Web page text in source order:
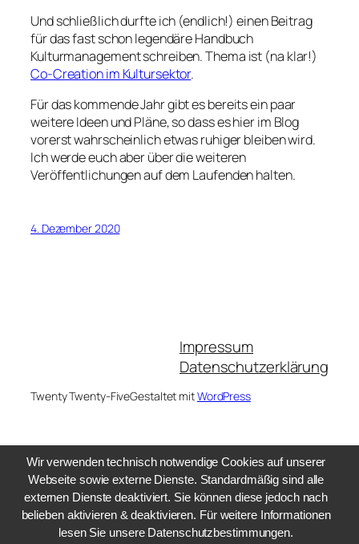
Und schließlich durfte ich (endlich!) einen Beitrag
für das fast schon legendäre Handbuch
Kulturmanagement schreiben. Thema ist (na klar!)
Co-Creation im Kultursektor.
Für das kommende Jahr gibt es bereits ein paar
weitere Ideen und Pläne, so dass es hier im Blog
vorerst wahrscheinlich etwas ruhiger bleiben wird.
Ich werde euch aber über die weiteren
Veröffentlichungen auf dem Laufenden halten.
4. Dezember 2020
Impressum
Datenschutzerklärung
Twenty Twenty-FiveGestaltet mitWordPress
Wir verwenden technisch notwendige Cookies auf unserer
Webseite sowie externe Dienste. Standardmäßig sind alle
externen Dienste deaktiviert. Sie können diese jedoch nach
belieben aktivieren & deaktivieren. Für weitere Informationen
lesen Sie unsere Datenschutzbestimmungen.